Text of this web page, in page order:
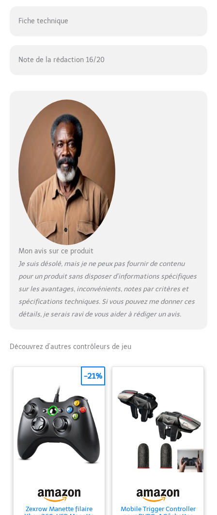
Fiche technique
Note de la rédaction 16/20
Mon avis sur ce produit
Je suis désolé, mais je ne peux pas fournir de contenu
pour un produit sans disposer d’informations spécifiques
sur les avantages, inconvénients, notes par critères et
spécifications techniques. Si vous pouvez me donner ces
détails, je serais ravi de vous aider à rédiger un avis.
Découvrez d’autres contrôleurs de jeu
Zexrow Manette filaire
-21%
Mobile Trigger Controller